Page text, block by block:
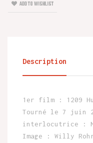
ADD TO WISHLIST
Description
1er film : 1209
Tourné le 7 juin
interlocutrice :
Image : Willy